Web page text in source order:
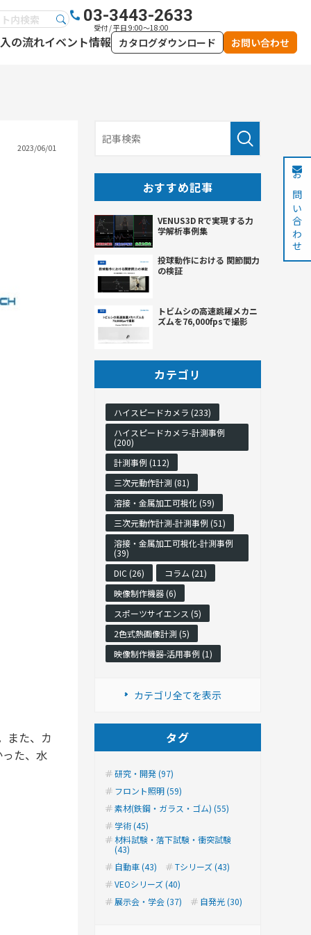
03-3443-2633
受付 / 平日 9:00～18:00
の流れイベント情報 カタログダウンロード お問い合わせ
2023/06/01
また、カ
た、水
おすすめ記事
VENUS3D Rで実現する力
学解析事例集
投球動作における 関節間力
の検証
トビムシの高速跳躍メカニ
ズムを76,000fpsで撮影
カテゴリ
ハイスピードカメラ (233)
ハイスピードカメラ-計測事例
(200)
計測事例 (112)
三次元動作計測 (81)
溶接・金属加工可視化 (59)
三次元動作計測-計測事例 (51)
溶接・金属加工可視化-計測事例
(39)
DIC (26)
コラム (21)
映像制作機器 (6)
スポーツサイエンス (5)
2色式熱画像計測 (5)
映像制作機器-活用事例 (1)
カテゴリ全てを表示
タグ
研究・開発 (97)
フロント照明 (59)
素材(鉄鋼・ガラス・ゴム) (55)
学術 (45)
材料試験・落下試験・衝突試験
(43)
自動車 (43)
Tシリーズ (43)
VEOシリーズ (40)
展示会・学会 (37)
自発光 (30)
お問い合わせ